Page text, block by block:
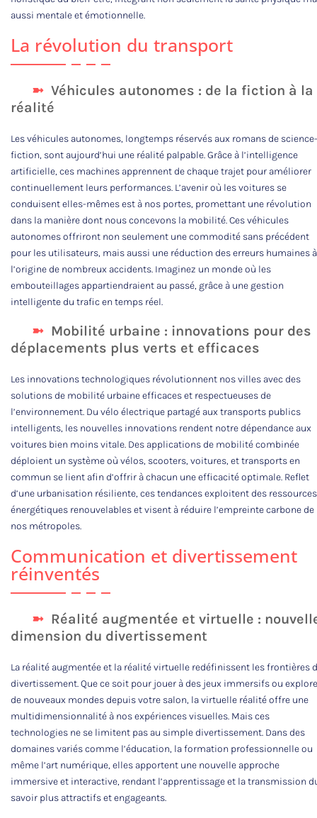
aussi mentale et émotionnelle.
La révolution du transport
Véhicules autonomes : de la fiction à la
réalité
Les véhicules autonomes, longtemps réservés aux romans de science-
fiction, sont aujourd’hui une réalité palpable. Grâce à l’intelligence
artificielle, ces machines apprennent de chaque trajet pour améliorer
continuellement leurs performances. L’avenir où les voitures se
conduisent elles-mêmes est à nos portes, promettant une révolution
dans la manière dont nous concevons la mobilité. Ces véhicules
autonomes offriront non seulement une commodité sans précédent
pour les utilisateurs, mais aussi une réduction des erreurs humaines à
l’origine de nombreux accidents. Imaginez un monde où les
embouteillages appartiendraient au passé, grâce à une gestion
intelligente du trafic en temps réel.
Mobilité urbaine : innovations pour des
déplacements plus verts et efficaces
Les innovations technologiques révolutionnent nos villes avec des
solutions de mobilité urbaine efficaces et respectueuses de
l’environnement. Du vélo électrique partagé aux transports publics
intelligents, les nouvelles innovations rendent notre dépendance aux
voitures bien moins vitale. Des applications de mobilité combinée
déploient un système où vélos, scooters, voitures, et transports en
commun se lient afin d’offrir à chacun une efficacité optimale. Reflet
d’une urbanisation résiliente, ces tendances exploitent des ressources
énergétiques renouvelables et visent à réduire l’empreinte carbone de
nos métropoles.
Communication et divertissement
réinventés
Réalité augmentée et virtuelle :
dimension du divertissement
La réalité augmentée et la réalité virtuelle redéfinissent les frontières
divertissement. Que ce soit pour jouer à des jeux immersifs ou
de nouveaux mondes depuis votre salon, la virtuelle réalité offre une
multidimensionnalité à nos expériences visuelles. Mais ces
technologies ne se limitent pas au simple divertissement. Dans des
domaines variés comme l’éducation, la formation professionnelle ou
même l’art numérique, elles apportent une nouvelle approche
immersive et interactive, rendant l’apprentissage et la transmission
savoir plus attractifs et engageants.